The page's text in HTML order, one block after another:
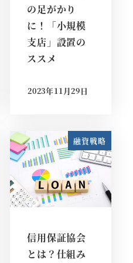
の足がかり
に！「小規模
支店」設置の
ススメ
投稿日
2023年11月29日
融資戦略
信用保証協会
とは？仕組み